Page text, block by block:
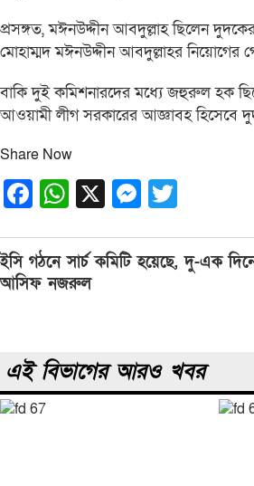
প্রসঙ্গত, মঈনউদ্দীন আবদুল্লাহ ছিলেন
মোহাম্মদ মঈনউদ্দীন আবদুল্লাহর নিয়োগের
বাকি দুই কমিশনারদের মধ্যে জহুরুল হক
আওয়ামী লীগ সরকারের আজ্ঞাবহ হিসেবে দুদক
Share Now
Facebook
WhatsApp
X
Post
navigation
ইসি গঠনে সার্চ কমিটি হয়েছে, দু-এক
আসিফ নজরুল
এই বিভাগের আরও খবর